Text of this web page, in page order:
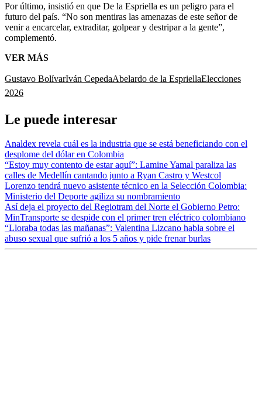
Por último, insistió en que De la Espriella es un peligro para el
futuro del país. “No son mentiras las amenazas de este señor de
venir a encarcelar, extraditar, golpear y destripar a la gente”,
complementó.
VER MÁS
Gustavo BolívarIván CepedaAbelardo de la EspriellaElecciones
2026
Le puede interesar
Analdex revela cuál es la industria que se está beneficiando con el
desplome del dólar en Colombia
“Estoy muy contento de estar aquí”: Lamine Yamal paraliza las
calles de Medellín cantando junto a Ryan Castro y Westcol
Lorenzo tendrá nuevo asistente técnico en la Selección Colombia:
Ministerio del Deporte agiliza su nombramiento
Así deja el proyecto del Regiotram del Norte el Gobierno Petro:
MinTransporte se despide con el primer tren eléctrico colombiano
“Lloraba todas las mañanas”: Valentina Lizcano habla sobre el
abuso sexual que sufrió a los 5 años y pide frenar burlas